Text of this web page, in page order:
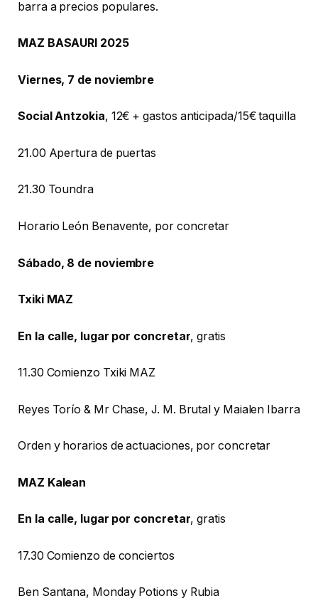
barra a precios populares.
MAZ BASAURI 2025
Viernes, 7 de noviembre
Social Antzokia, 12€ + gastos anticipada/15€ taquilla
21.00 Apertura de puertas
21.30 Toundra
Horario León Benavente, por concretar
Sábado, 8 de noviembre
Txiki MAZ
En la calle, lugar por concretar, gratis
11.30 Comienzo Txiki MAZ
Reyes Torío & Mr Chase, J. M. Brutal y Maialen Ibarra
Orden y horarios de actuaciones, por concretar
MAZ Kalean
En la calle, lugar por concretar, gratis
17.30 Comienzo de conciertos
Ben Santana, Monday Potions y Rubia